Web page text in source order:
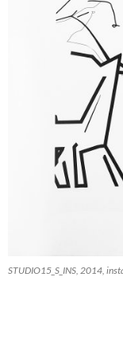
STUDIO15_S_INS, 2014,